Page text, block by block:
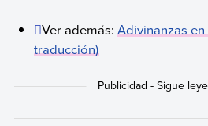
Ver además:Adivinanzas
traducción)